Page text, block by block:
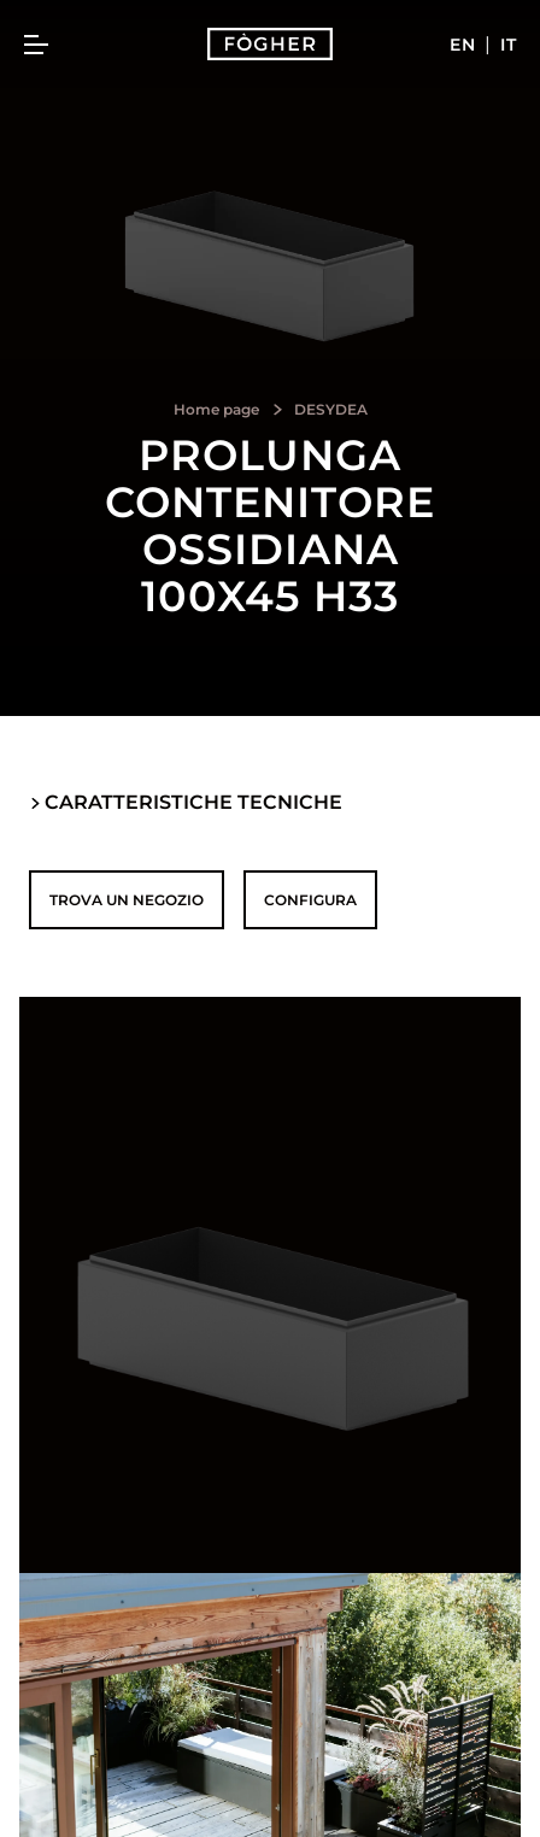
EN | IT
Home page DESYDEA
PROLUNGA
CONTENITORE
OSSIDIANA
100X45 H33
CARATTERISTICHE TECNICHE
TROVA UN NEGOZIO CONFIGURA